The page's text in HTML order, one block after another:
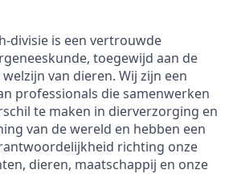
divisie is een vertrouwde
toegewijd aan de
van dieren. Wij zijn een
professionals die samenwerken
te maken in dierverzorging en
van de wereld en hebben een
richting onze
dieren, maatschappij en onze